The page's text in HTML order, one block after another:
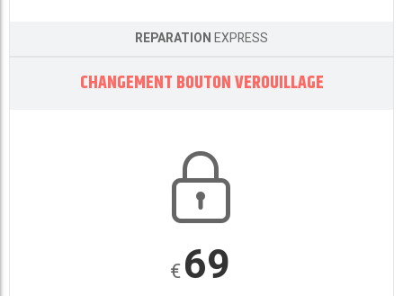
REPARATIONEXPRESS
CHANGEMENT BOUTON VEROUILLAGE
€69